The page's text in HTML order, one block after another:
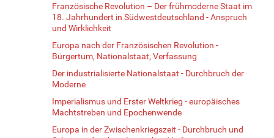
Französische Revolution – Der frühmoderne Staat im
18. Jahrhundert in Südwestdeutschland - Anspruch
und Wirklichkeit
Europa nach der Französischen Revolution -
Bürgertum, Nationalstaat, Verfassung
Der industrialisierte Nationalstaat - Durchbruch der
Moderne
Imperialismus und Erster Weltkrieg - europäisches
Machtstreben und Epochenwende
Europa in der Zwischenkriegszeit - Durchbruch und